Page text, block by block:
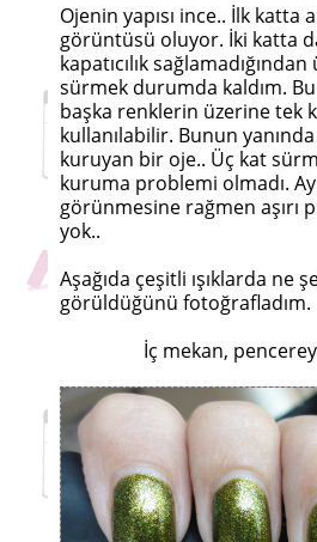
Ojenin yapısı ince.. İlk katta
görüntüsü oluyor. İki katta
kapatıcılık
sürmek durumda kaldım.
başka renklerin üzerine tek
kullanılabilir. Bunun
kuruyan bir oje.. Üç kat
kuruma problemi olmadı.
görünmesine rağmen aşırı
yok..
Aşağıda çeşitli ışıklarda ne
görüldüğünü fotoğrafladım.
İç mekan,